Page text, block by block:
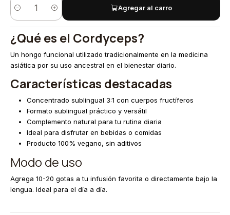
Cantidad
Agregar al carro
¿Qué es el Cordyceps?
Un hongo funcional utilizado tradicionalmente en la medicina
asiática por su uso ancestral en el bienestar diario.
Características destacadas
Concentrado sublingual 3:1 con cuerpos fructíferos
Formato sublingual práctico y versátil
Complemento natural para tu rutina diaria
Ideal para disfrutar en bebidas o comidas
Producto 100% vegano, sin aditivos
Modo de uso
Agrega 10-20 gotas a tu infusión favorita o directamente bajo la
lengua. Ideal para el día a día.